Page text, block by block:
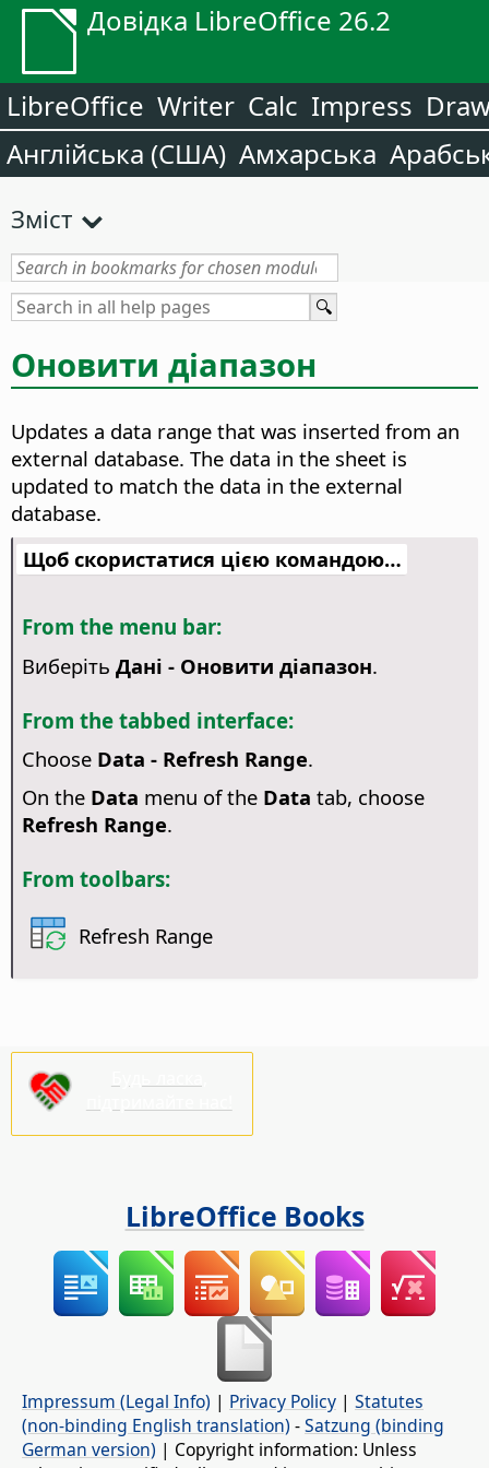
Довідка LibreOffice 26.2
LibreOffice Writer Calc Impress
Англійська (США) Амхарська
Зміст
Оновити діапазон
Updates a data range that was inserted from an
external database. The data in the sheet is
updated to match the data in the external
database.
Щоб скористатися цією командою…
From the menu bar:
Виберіть Дані - Оновити діапазон.
From the tabbed interface:
Choose Data - Refresh Range.
On the Data menu of the Data tab, choose
Refresh Range.
From toolbars:
Refresh Range
LibreOffice Books
Impressum (Legal Info) | Privacy Policy | Statutes
(non-binding English translation) -Satzung (binding
German version) | Copyright information: Unless